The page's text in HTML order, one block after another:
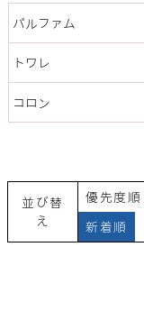
パルファム
トワレ
コロン
並び替
え
優先度順
新着順